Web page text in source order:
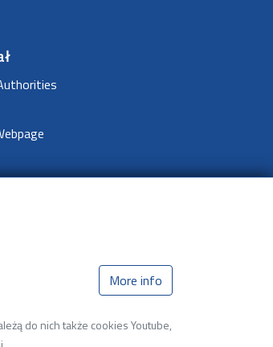
More info
do nich także cookies Youtube,